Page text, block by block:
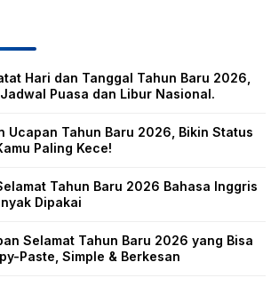
Hari dan Tanggal Tahun Baru 2026,
Puasa dan Libur Nasional.
Ucapan Tahun Baru 2026, Bikin Status
Paling Kece!
Tahun Baru 2026 Bahasa Inggris
Dipakai
Selamat Tahun Baru 2026 yang Bisa
Paste, Simple & Berkesan